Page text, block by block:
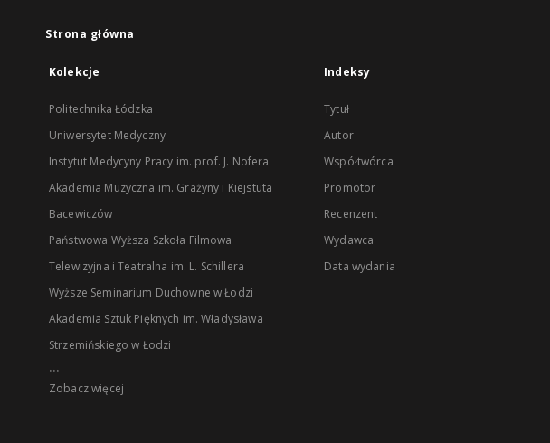
Strona główna
Kolekcje
Politechnika Łódzka
Uniwersytet Medyczny
Instytut Medycyny Pracy im. prof. J. Nofera
Akademia Muzyczna im. Grażyny i Kiejstuta
Bacewiczów
Państwowa Wyższa Szkoła Filmowa
Telewizyjna i Teatralna im. L. Schillera
Wyższe Seminarium Duchowne w Łodzi
Akademia Sztuk Pięknych im. Władysława
Strzemińskiego w Łodzi
...
Zobacz więcej
Indeksy
Tytuł
Autor
Współtwórca
Promotor
Recenzent
Wydawca
Data wydania